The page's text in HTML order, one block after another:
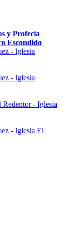
y Profecía
Escondido